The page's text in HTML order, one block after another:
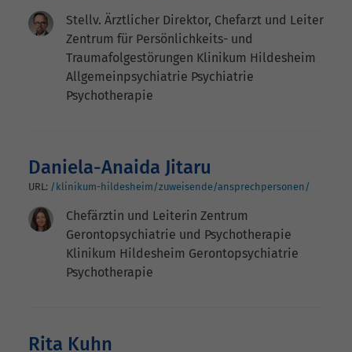
Stellv. Ärztlicher Direktor, Chefarzt und Leiter
Zentrum für Persönlichkeits- und
Traumafolgestörungen Klinikum Hildesheim
Allgemeinpsychiatrie Psychiatrie
Psychotherapie
Daniela-Anaida Jitaru
URL: /klinikum-hildesheim/zuweisende/ansprechpersonen/
Chefärztin und Leiterin Zentrum
Gerontopsychiatrie und Psychotherapie
Klinikum Hildesheim Gerontopsychiatrie
Psychotherapie
Rita Kuhn